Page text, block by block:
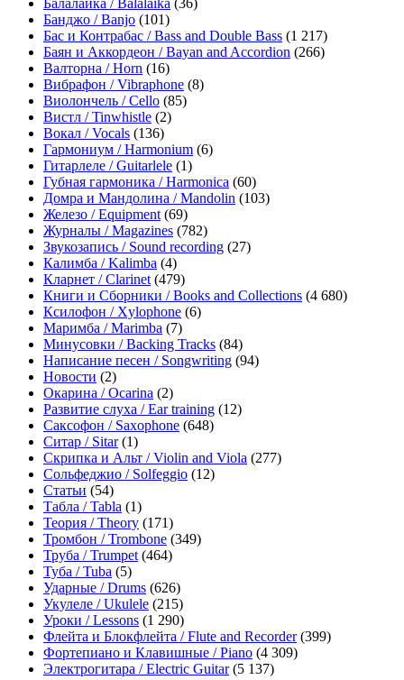
Балалайка / Balalaika (36)
Банджо / Banjo (101)
Бас и Контрабас / Bass and Double Bass (1 217)
Баян и Аккордеон / Bayan and Accordion (266)
Валторна / Horn (16)
Вибрафон / Vibraphone (8)
Виолончель / Cello (85)
Вистл / Tinwhistle (2)
Вокал / Vocals (136)
Гармониум / Harmonium (6)
Гитарлеле / Guitarlele (1)
Губная гармоника / Harmonica (60)
Домра и Мандолина / Mandolin (103)
Железо / Equipment (69)
Журналы / Magazines (782)
Звукозапись / Sound recording (27)
Калимба / Kalimba (4)
Кларнет / Clarinet (479)
Книги и Сборники / Books and Collections (4 680)
Ксилофон / Xylophone (6)
Маримба / Marimba (7)
Минусовки / Backing Tracks (84)
Написание песен / Songwriting (94)
Новости (2)
Окарина / Ocarina (2)
Развитие слуха / Ear training (12)
Саксофон / Saxophone (648)
Ситар / Sitar(1)
Скрипка и Альт / Violin and Viola (277)
Сольфеджио / Solfeggio (12)
Статьи (54)
Табла / Tabla (1)
Теория / Theory (171)
Тромбон / Trombone (349)
Труба / Trumpet (464)
Туба / Tuba (5)
Ударные / Drums (626)
Укулеле / Ukulele (215)
Уроки / Lessons (1 290)
Флейта и Блокфлейта / Flute and Recorder(399)
Фортепиано и Клавишные / Piano (4 309)
Электрогитара / Electric Guitar(5 137)